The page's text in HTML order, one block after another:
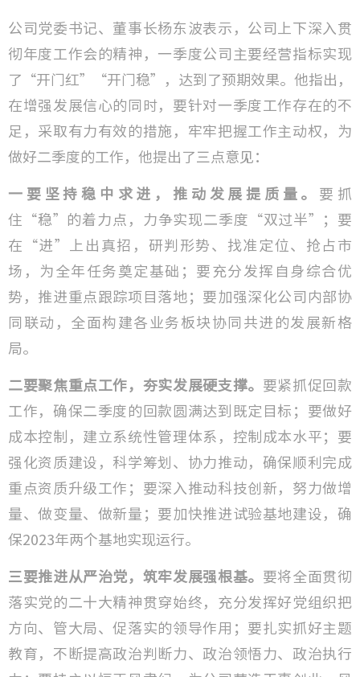
公司党委书记、董事长杨东波表示，公司上下深入贯
彻年度工作会的精神，一季度公司主要经营指标实现
了“开门红”“开门稳”，达到了预期效果。他指出，
在增强发展信心的同时，要针对一季度工作存在的不
足，采取有力有效的措施，牢牢把握工作主动权，为
做好二季度的工作，他提出了三点意见：
一要坚持稳中求进，推动发展提质量。 要抓
住“稳”的着力点，力争实现二季度“双过半”；要
在“进”上出真招，研判形势、找准定位、抢占市
场，为全年任务奠定基础；要充分发挥自身综合优
势，推进重点跟踪项目落地；要加强深化公司内部协
同联动，全面构建各业务板块协同共进的发展新格
局。
二要聚焦重点工作，夯实发展硬支撑。 要紧抓促回款
工作，确保二季度的回款圆满达到既定目标；要做好
成本控制，建立系统性管理体系，控制成本水平；要
强化资质建设，科学筹划、协力推动，确保顺利完成
重点资质升级工作；要深入推动科技创新，努力做增
量、做变量、做新量；要加快推进试验基地建设，确
保2023年两个基地实现运行。
三要推进从严治党，筑牢发展强根基。 要将全面贯彻
落实党的二十大精神贯穿始终，充分发挥好党组织把
方向、管大局、促落实的领导作用；要扎实抓好主题
教育，不断提高政治判断力、政治领悟力、政治执行